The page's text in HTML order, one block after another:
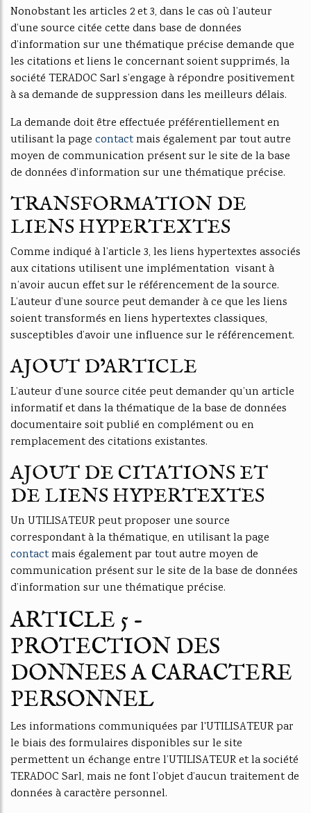
Nonobstant les articles 2 et 3, dans le cas où l’auteur
d’une source citée cette dans base de données
d’information sur une thématique précise demande que
les citations et liens le concernant soient supprimés, la
société TERADOC Sarl s’engage à répondre positivement
à sa demande de suppression dans les meilleurs délais.
La demande doit être effectuée préférentiellement en
utilisant la page contactmais également par tout autre
moyen de communication présent sur le site de la base
de données d’information sur une thématique précise.
TRANSFORMATION DE
LIENS HYPERTEXTES
Comme indiqué à l’article 3, les liens hypertextes associés
aux citations utilisent une implémentation visant à
n’avoir aucun effet sur le référencement de la source.
L’auteur d’une source peut demander à ce que les liens
soient transformés en liens hypertextes classiques,
susceptibles d’avoir une influence sur le référencement.
AJOUT D’ARTICLE
L’auteur d’une source citée peut demander qu’un article
informatif et dans la thématique de la base de données
documentaire soit publié en complément ou en
remplacement des citations existantes.
AJOUT DE CITATIONS ET
DE LIENS HYPERTEXTES
Un UTILISATEUR peut proposer une source
correspondant à la thématique, en utilisant la page
contactmais également par tout autre moyen de
communication présent sur le site de la base de données
d’information sur une thématique précise.
ARTICLE 5 -
PROTECTION DES
DONNEES A CARACTERE
PERSONNEL
Les informations communiquées par l'UTILISATEUR par
le biais des formulaires disponibles sur le site
permettent un échange entre l’UTILISATEUR et la société
TERADOC Sarl, mais ne font l’objet d’aucun traitement de
données à caractère personnel.